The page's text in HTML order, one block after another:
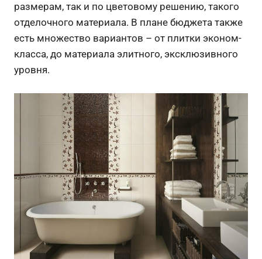
размерам, так и по цветовому решению, такого
отделочного материала. В плане бюджета также
есть множество вариантов – от плитки эконом-
класса, до материала элитного, эксклюзивного
уровня.